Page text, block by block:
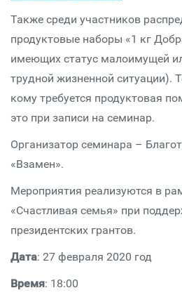
Также среди участников
продуктовые наборы «1 кг
имеющих статус малоимущей
трудной жизненной ситуации).
кому требуется продуктовая
это при записи на семинар.
Организатор семинара –
«Взамен».
Мероприятия реализуются в
«Счастливая семья» при
президентских грантов.
Дата: 27 февраля 2020 год
Время: 18:00